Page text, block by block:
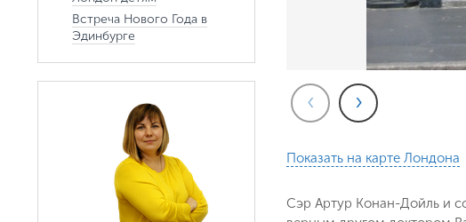
Встреча Нового Года в
Эдинбурге
‹ ›
Показать на карте Лондона
Сэр Артур Конан-Дойль и